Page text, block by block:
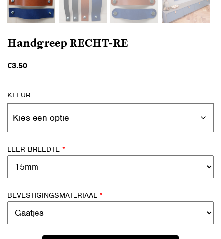
Handgreep RECHT-RE
€3.50
KLEUR
LEER BREEDTE *
BEVESTIGINGSMATERIAAL *